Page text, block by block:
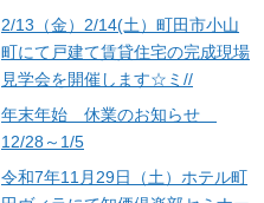
2/13（金）2/14(土）町田市小山
町にて戸建て賃貸住宅の完成現場
見学会を開催します☆ミ//
年末年始 休業のお知らせ
12/28～1/5
令和7年11月29日（土）ホテル町